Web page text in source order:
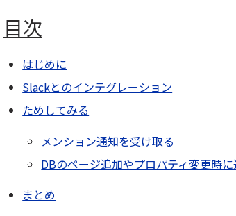
目次
はじめに
Slackとのインテグレーション
ためしてみる
メンション通知を受け取る
DBのページ追加やプロパティ変更時
まとめ